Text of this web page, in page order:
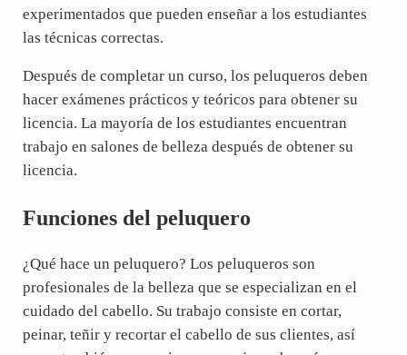
experimentados que pueden enseñar a los estudiantes
las técnicas correctas.
Después de completar un curso, los peluqueros deben
hacer exámenes prácticos y teóricos para obtener su
licencia. La mayoría de los estudiantes encuentran
trabajo en salones de belleza después de obtener su
licencia.
Funciones del peluquero
¿Qué hace un peluquero? Los peluqueros son
profesionales de la belleza que se especializan en el
cuidado del cabello. Su trabajo consiste en cortar,
peinar, teñir y recortar el cabello de sus clientes, así